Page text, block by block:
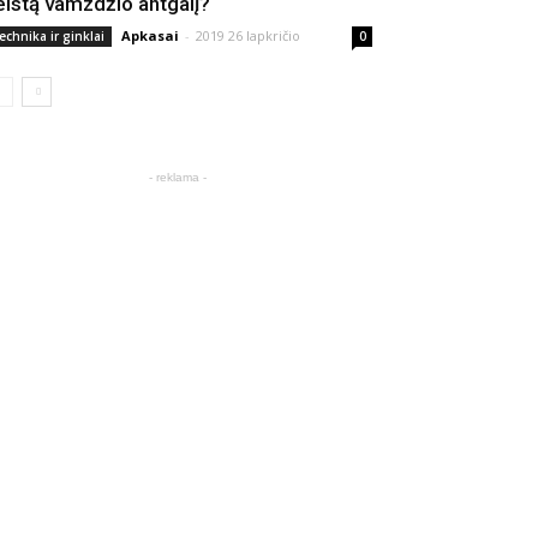
ir ginklai Apkasai - 2019 26 lapkričio 0
- reklama -